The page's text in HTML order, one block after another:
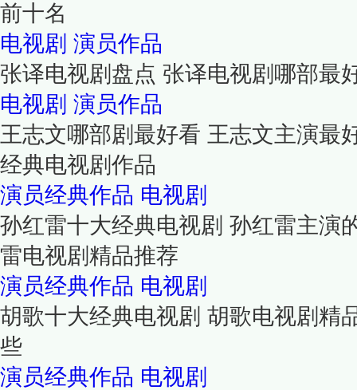
前十名
电视剧 演员作品
张译电视剧盘点 张译电视剧哪部最
电视剧 演员作品
王志文哪部剧最好看 王志文主演最
经典电视剧作品
演员经典作品 电视剧
孙红雷十大经典电视剧 孙红雷主演
雷电视剧精品推荐
演员经典作品 电视剧
胡歌十大经典电视剧 胡歌电视剧精
些
演员经典作品 电视剧